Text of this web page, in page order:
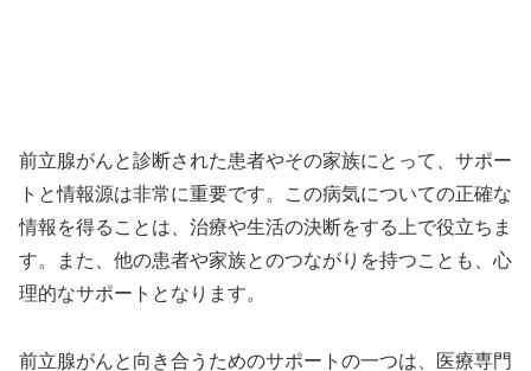
前立腺がんと診断された患者やその家族にとって、サポー
トと情報源は非常に重要です。この病気についての正確な
情報を得ることは、治療や生活の決断をする上で役立ちま
す。また、他の患者や家族とのつながりを持つことも、心
理的なサポートとなります。
前立腺がんと向き合うためのサポートの一つは、医療専門